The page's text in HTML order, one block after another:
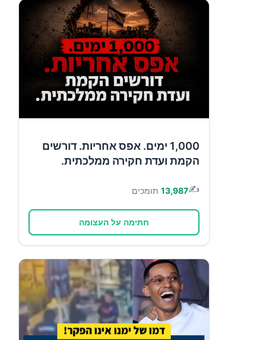
1,000 ימים. אפס אחריות. דורשים
הקמת ועדת חקירה ממלכתית.
✍️
13,987 תומכים
חתימה על העצומה